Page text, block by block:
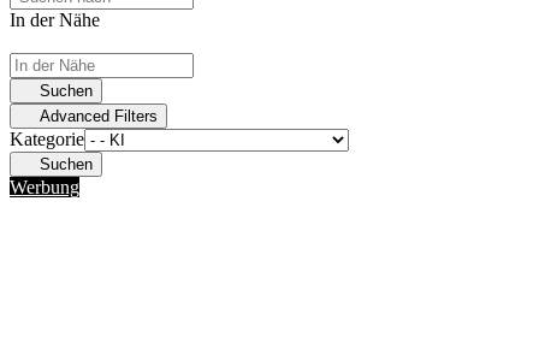
In der Nähe
Suchen
Advanced Filters
Kategorie
Suchen
Werbung